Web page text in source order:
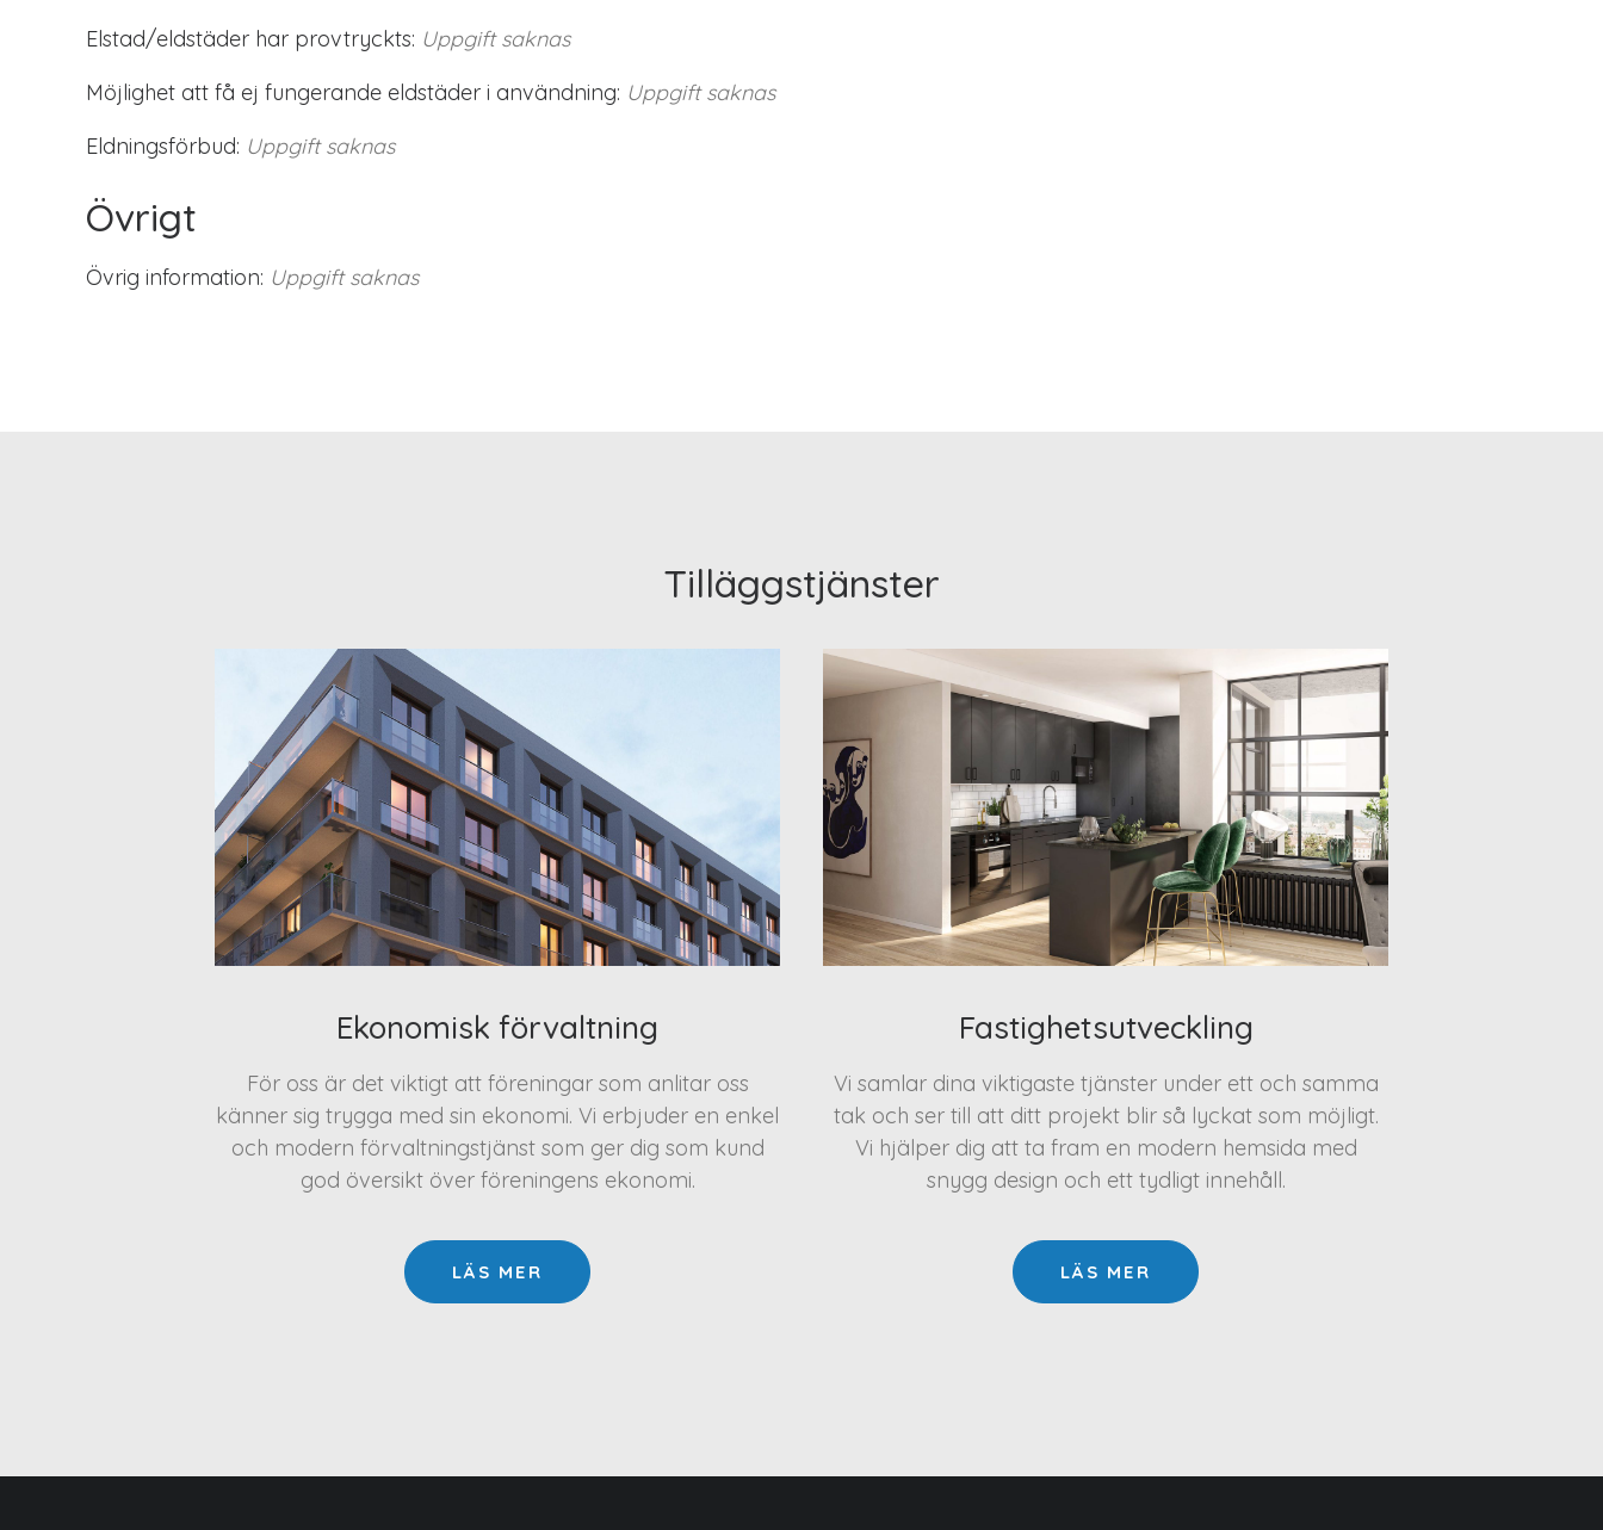
Elstad/eldstäder har provtryckts: Uppgift saknas
Möjlighet att få ej fungerande eldstäder i användning: Uppgift saknas
Eldningsförbud: Uppgift saknas
Övrigt
Övrig information: Uppgift saknas
Tilläggstjänster
Ekonomisk förvaltning
För oss är det viktigt att föreningar som anlitar oss
känner sig trygga med sin ekonomi. Vi erbjuder en enkel
och modern förvaltningstjänst som ger dig som kund
god översikt över föreningens ekonomi.
LÄS MER
Fastighetsutveckling
Vi samlar dina viktigaste tjänster under ett och samma
tak och ser till att ditt projekt blir så lyckat som möjligt.
Vi hjälper dig att ta fram en modern hemsida med
snygg design och ett tydligt innehåll.
LÄS MER